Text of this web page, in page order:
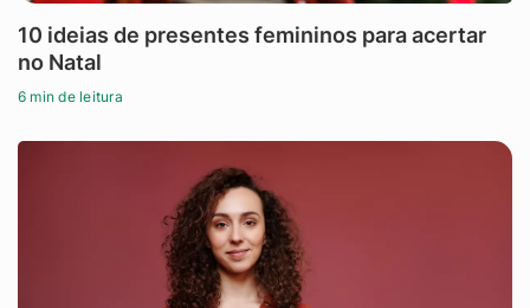
10 ideias de presentes femininos para acertar
no Natal
6 min de leitura